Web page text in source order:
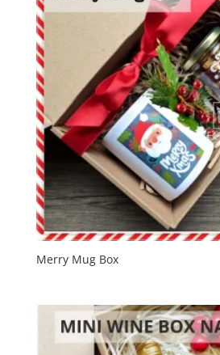
Merry Mug Box